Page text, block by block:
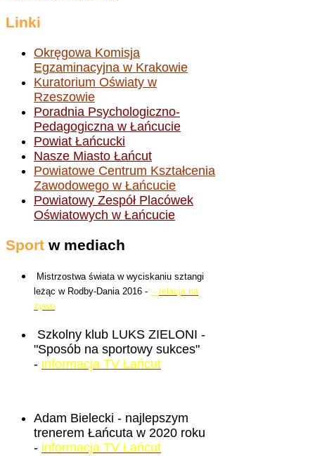
Linki
Okręgowa Komisja
Egzaminacyjna w Krakowie
Kuratorium Oświaty w
Rzeszowie
Poradnia Psychologiczno-
Pedagogiczna w Łańcucie
Powiat Łańcucki
Nasze Miasto Łańcut
Powiatowe Centrum Kształcenia
Zawodowego w Łańcucie
Powiatowy Zespół Placówek
Oświatowych w Łańcucie
Sport w mediach
Mistrzostwa świata w wyciskaniu sztangi
leżąc w Rodby-Dania 2016 - - relacja na
żywo
Szkolny klub LUKS ZIELONI -
"Sposób na sportowy sukces"
- informacja TV Łańcut
Adam Bielecki - najlepszym
trenerem Łańcuta w 2020 roku
- informacja TV Łańcut